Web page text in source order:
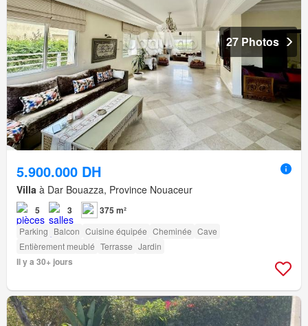
27 Photos
5.900.000 DH
Villa à Dar Bouazza, Province Nouaceur
5 3 375 m²
Parking Balcon Cuisine équipée Cheminée Cave
Entièrement meublé Terrasse Jardin
Il y a 30+ jours